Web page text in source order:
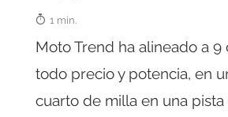
1 min.
Moto Trend ha alineado a 9
todo precio y potencia, en
cuarto de milla en una pista